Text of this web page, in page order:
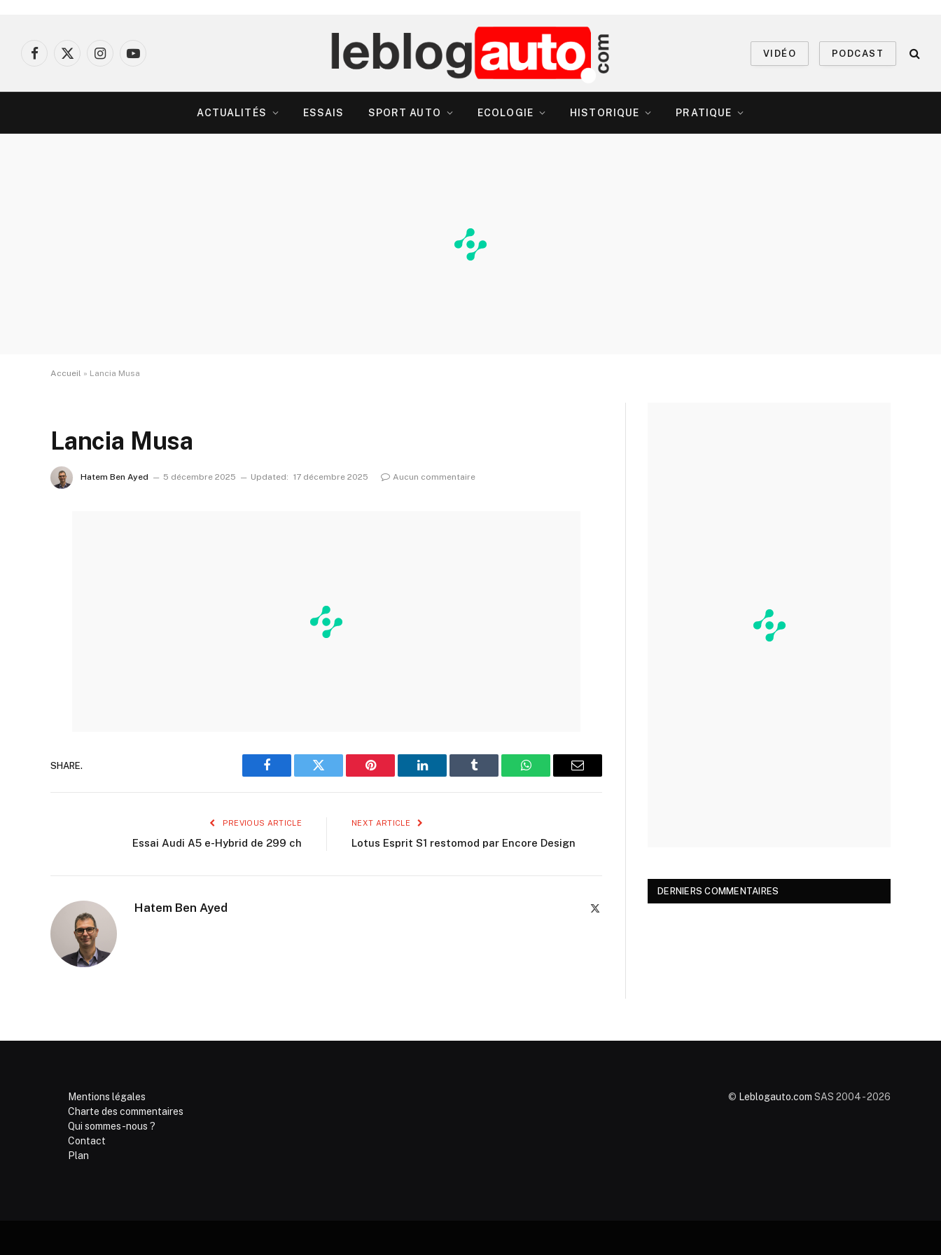
Facebook
X
InstagramYouTube
VIDÉO PODCAST
ACTUALITÉS ESSAIS SPORT AUTO ECOLOGIE HISTORIQUE PRATIQUE
Accueil » Lancia Musa
Lancia Musa
Hatem Ben Ayed 5 décembre 2025 Updated: 17 décembre 2025 Aucun commentaire
SHARE.
Facebook Twitter Pinterest LinkedIn Tumblr WhatsAppEmail
PREVIOUS ARTICLE
Essai Audi A5 e-Hybrid de 299 ch
NEXT ARTICLE
Lotus Esprit S1 restomod par Encore Design
Hatem Ben Ayed
DERNIERS COMMENTAIRES
Mentions légales
Charte des commentaires
Qui sommes-nous ?
Contact
Plan
© Leblogauto.com SAS 2004 - 2026